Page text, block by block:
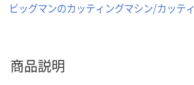
ビッグマンのカッティングマシン/カッテ
商品説明